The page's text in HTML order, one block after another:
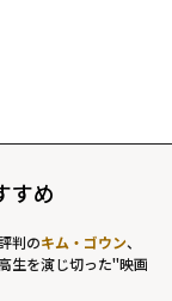
すめ
判のキム・ゴウン、
生を演じ切った"映画